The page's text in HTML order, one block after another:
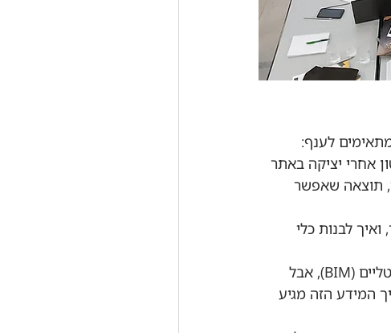
לענף:
אחרי יציקה באתר
תוצאה שאפשר
לבנות כלי
הרבה חברות בנייה כבר עובדות עם מודלים דיגיטליים (BIM), אבל
המידע הזה מגיע